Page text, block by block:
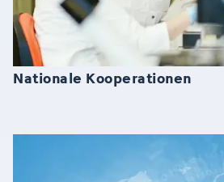
Nationale Kooperationen